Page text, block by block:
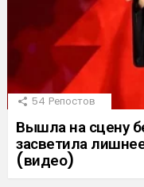
54 Репостов
Вышла на сцену
засветила
(видео)